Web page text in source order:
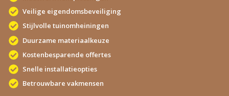
Veilige eigendomsbeveiliging
Stijlvolle tuinomheiningen
Duurzame materiaalkeuze
Kostenbesparende offertes
Snelle installatieopties
Betrouwbare vakmensen